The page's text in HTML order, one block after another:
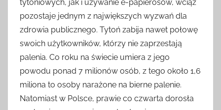
tytoniowych, jak i używanie e-papierosów, wciąż
pozostaje jednym z największych wyzwań dla
zdrowia publicznego. Tytoń zabija nawet połowę
swoich użytkowników, którzy nie zaprzestają
palenia. Co roku na świecie umiera z jego
powodu ponad 7 milionów osób, z tego około 1,6
miliona to osoby narażone na bierne palenie.
Natomiast w Polsce, prawie co czwarta dorosła